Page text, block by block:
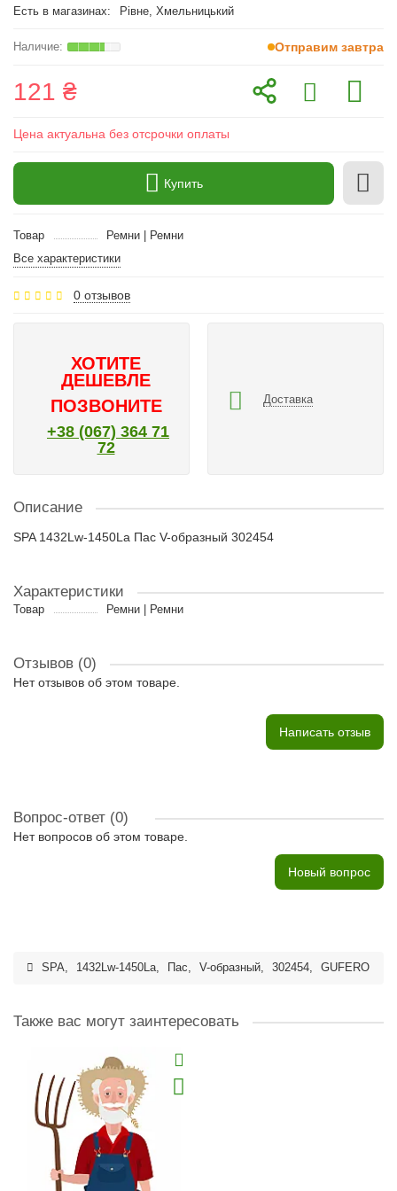
Есть в магазинах:
Рівне, Хмельницький
Отправим завтра
121 ₴
Цена актуальна без отсрочки оплаты
Купить
Товар
Ремни | Ремни
Все характеристики
0 отзывов
ХОТИТЕ
ДЕШЕВЛЕ
ПОЗВОНИТЕ
+38 (067) 364 71
72
Доставка
Описание
SPA 1432Lw-1450La Пас V-образный 302454
Характеристики
Товар Ремни | Ремни
Отзывов (0)
Нет отзывов об этом товаре.
Написать отзыв
Вопрос-ответ (0)
Нет вопросов об этом товаре.
Новый вопрос
SPA, 1432Lw-1450La, Пас, V-образный, 302454, GUFERO
Также вас могут заинтересовать